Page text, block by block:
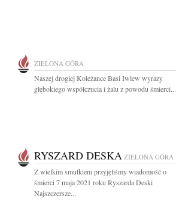
ZIELONA GÓRA
Naszej drogiej Koleżance Basi Iwlew wyrazy
głębokiego współczucia i żalu z powodu śmierci...
RYSZARD DESKA ZIELONA GÓRA
Z wielkim smutkiem przyjęliśmy wiadomość o
śmierci 7 maja 2021 roku Ryszarda Deski
Najszczersze...